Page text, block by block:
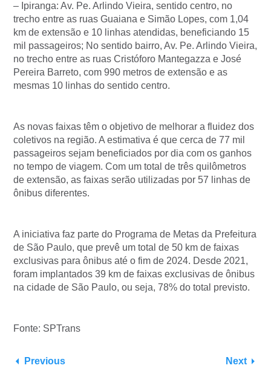
– Ipiranga: Av. Pe. Arlindo Vieira, sentido centro, no
trecho entre as ruas Guaiana e Simão Lopes, com 1,04
km de extensão e 10 linhas atendidas, beneficiando 15
mil passageiros; No sentido bairro, Av. Pe. Arlindo Vieira,
no trecho entre as ruas Cristóforo Mantegazza e José
Pereira Barreto, com 990 metros de extensão e as
mesmas 10 linhas do sentido centro.
As novas faixas têm o objetivo de melhorar a fluidez dos
coletivos na região. A estimativa é que cerca de 77 mil
passageiros sejam beneficiados por dia com os ganhos
no tempo de viagem. Com um total de três quilômetros
de extensão, as faixas serão utilizadas por 57 linhas de
ônibus diferentes.
A iniciativa faz parte do Programa de Metas da Prefeitura
de São Paulo, que prevê um total de 50 km de faixas
exclusivas para ônibus até o fim de 2024. Desde 2021,
foram implantados 39 km de faixas exclusivas de ônibus
na cidade de São Paulo, ou seja, 78% do total previsto.
Fonte: SPTrans
Previous Next